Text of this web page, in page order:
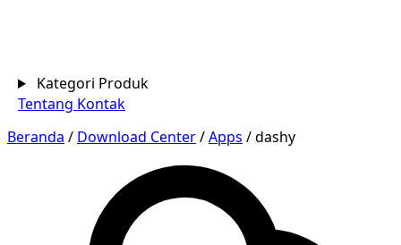
Kategori Produk
Tentang Kontak
Beranda / Download Center/Apps /dashy